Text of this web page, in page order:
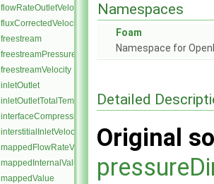
flowRateOutletVelocity
fluxCorrectedVelocity
freestream
freestreamPressure
freestreamVelocity
inletOutlet
inletOutletTotalTemperature
interfaceCompression
interstitialInletVelocity
mappedFlowRateVelocity
mappedInternalValue
mappedValue
Namespaces
Foam
Namespace for
Detailed
Original